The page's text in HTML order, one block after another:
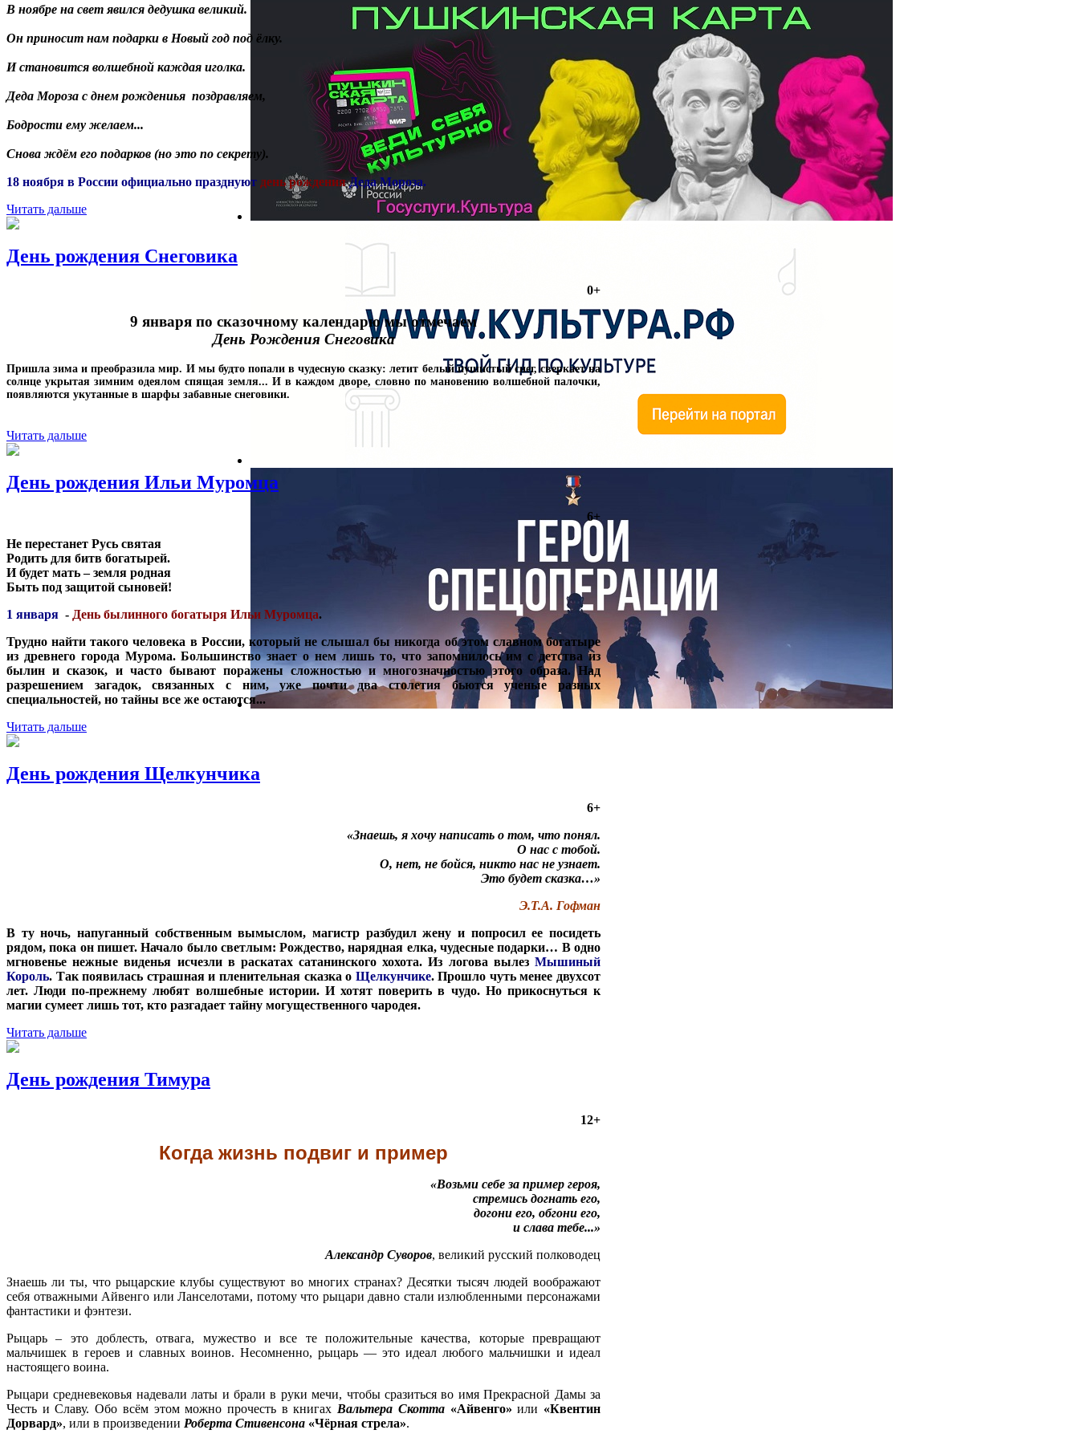
В ноябре на свет явился дедушка великий.
Он приносит нам подарки в Новый год под ёлку.
И становится волшебной каждая иголка.
Деда Мороза с днем рождениья поздравляем,
Бодрости ему желаем...
Снова ждём его подарков (но это по секрету).
18 ноября в России официально празднуют день рожденияДеда Мороза.
Читать дальше
День рождения Снеговика
0+
9 января по сказочному календарю мы отмечаем
День Рождения Снеговика
Пришла зима и преобразила мир. И мы будто попали в чудесную сказку: летит белый пушистый снег, сверкает на
солнце укрытая зимним одеялом спящая земля... И в каждом дворе, словно по мановению волшебной палочки,
появляются укутанные в шарфы забавные снеговики.
Читать дальше
День рождения Ильи Муромца
6+
Не перестанет Русь святая
Родить для битв богатырей.
И будет мать – земля родная
Быть под защитой сыновей!
1 января - День былинного богатыря Ильи Муромца.
Трудно найти такого человека в России, который не слышал бы никогда об этом славном богатыре
из древнего города Мурома. Большинство знает о нем лишь то, что запомнилось им с детства из
былин и сказок, и часто бывают поражены сложностью и многозначностью этого образа. Над
разрешением загадок, связанных с ним, уже почти два столетия бьются ученые разных
специальностей, но тайны все же остаются...
Читать дальше
День рождения Щелкунчика
6+
«Знаешь, я хочу написать о том, что понял.
О нас с тобой.
О, нет, не бойся, никто нас не узнает.
Это будет сказка…»
Э.Т.А. Гофман
В ту ночь, напуганный собственным вымыслом, магистр разбудил жену и попросил ее посидеть
рядом, пока он пишет. Начало было светлым: Рождество, нарядная елка, чудесные подарки… В одно
мгновенье нежные виденья исчезли в раскатах сатанинского хохота. Из логова вылез Мышиный
Король. Так появилась страшная и пленительная сказка о Щелкунчике. Прошло чуть менее двухсот
лет. Люди по-прежнему любят волшебные истории. И хотят поверить в чудо. Но прикоснуться к
магии сумеет лишь тот, кто разгадает тайну могущественного чародея.
Читать дальше
День рождения Тимура
12+
Когда жизнь подвиг и пример
«Возьми себе за пример героя,
стремись догнать его,
догони его, обгони его,
и слава тебе...»
Александр Суворов, великий русский полководец
Знаешь ли ты, что рыцарские клубы существуют во многих странах? Десятки тысяч людей воображают
себя отважными Айвенго или Ланселотами, потому что рыцари давно стали излюбленными персонажами
фантастики и фэнтези.
Рыцарь – это доблесть, отвага, мужество и все те положительные качества, которые превращают
мальчишек в героев и славных воинов. Несомненно, рыцарь — это идеал любого мальчишки и идеал
настоящего воина.
Рыцари средневековья надевали латы и брали в руки мечи, чтобы сразиться во имя Прекрасной Дамы за
Честь и Славу. Обо всём этом можно прочесть в книгах Вальтера Скотта«Айвенго» или «Квентин
Дорвард», или в произведении Роберта Стивенсона «Чёрная стрела».